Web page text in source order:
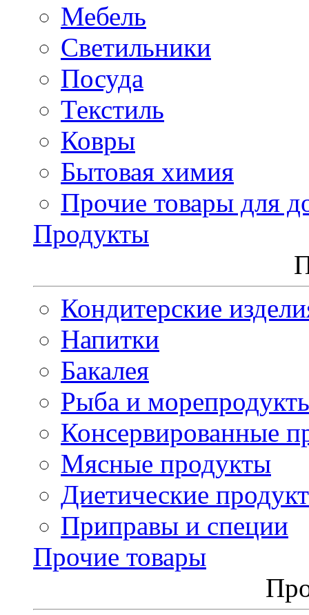
Мебель
Светильники
Посуда
Текстиль
Ковры
Бытовая химия
Прочие товары для
Продукты
Кондитерские
Напитки
Бакалея
Рыба и
Консервированные
Мясные продукты
Диетические
Приправы и специи
Прочие товары